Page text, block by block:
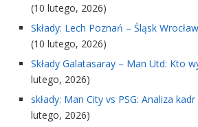
(10 lutego, 2026)
Składy: Lech Poznań – Śląsk
(10 lutego, 2026)
Składy Galatasaray – Man Utd: Kto
lutego, 2026)
składy: Man City vs PSG: Analiza
lutego, 2026)